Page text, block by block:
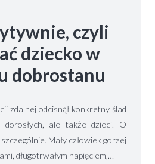
czyli
dziecko w
dobrostanu
zdalnej odcisnął konkretny ślad
ale także dzieci. O
Mały człowiek gorzej
długotrwałym napięciem,…